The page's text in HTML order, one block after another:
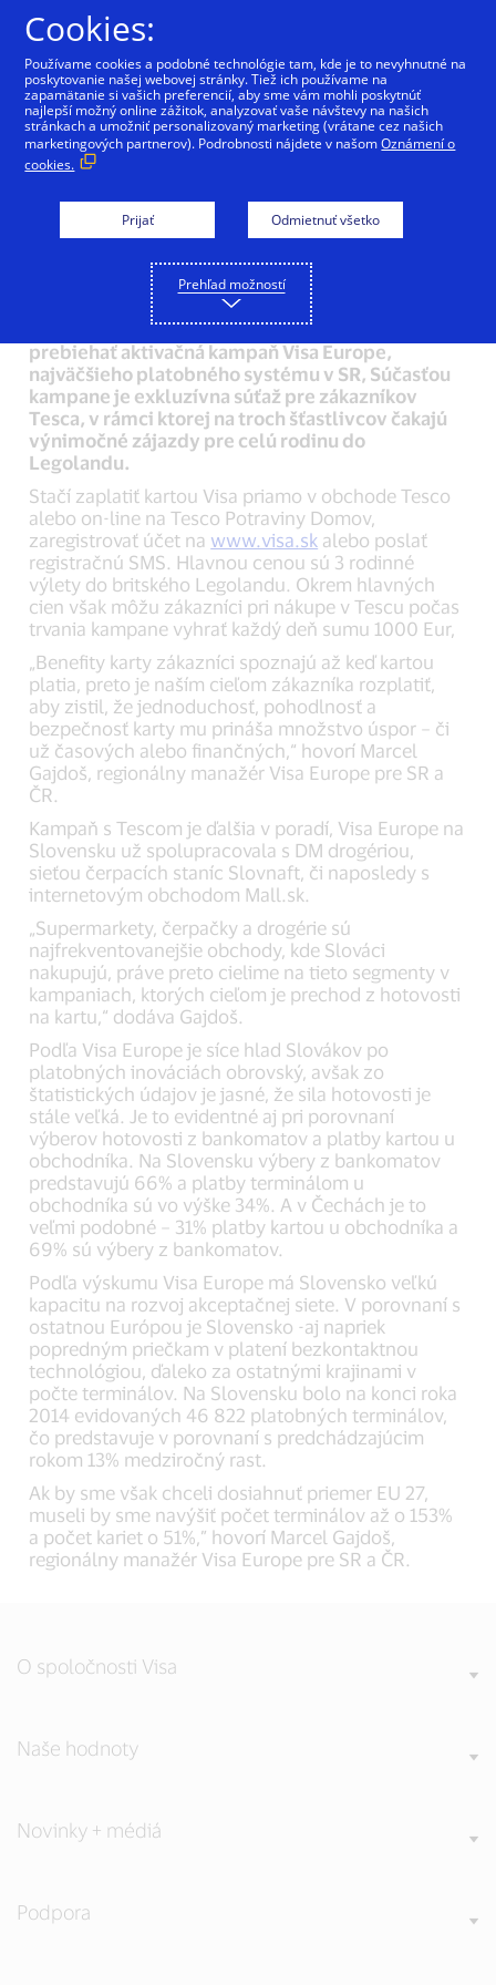
Benefity karty
spotrebiteľ spozná, až
keď ňou aktívne platí
Bratislava 9. septembra 2015 —
Od 9. septembra
do 13. októbra 2015 bude v obchodoch Tesco
prebiehať aktivačná kampaň Visa Europe,
najväčšieho platobného systému v SR, Súčasťou
kampane je exkluzívna súťaž pre zákazníkov
Tesca, v rámci ktorej na troch šťastlivcov čakajú
výnimočné zájazdy pre celú rodinu do
Legolandu.
Stačí zaplatiť kartou Visa priamo v obchode Tesco
alebo on-line na Tesco Potraviny Domov,
zaregistrovať účet na www.visa.sk alebo poslať
registračnú SMS. Hlavnou cenou sú 3 rodinné
výlety do britského Legolandu. Okrem hlavných
cien však môžu zákazníci pri nákupe v Tescu počas
trvania kampane vyhrať každý deň sumu 1000 Eur,
„Benefity karty zákazníci spoznajú až keď kartou
platia, preto je naším cieľom zákazníka rozplatiť,
aby zistil, že jednoduchosť, pohodlnosť a
bezpečnosť karty mu prináša množstvo úspor – či
už časových alebo finančných,“ hovorí Marcel
Gajdoš, regionálny manažér Visa Europe pre SR a
ČR.
Kampaň s Tescom je ďalšia v poradí, Visa Europe na
Slovensku už spolupracovala s DM drogériou,
sieťou čerpacích staníc Slovnaft, či naposledy s
internetovým obchodom Mall.sk.
„Supermarkety, čerpačky a drogérie sú
najfrekventovanejšie obchody, kde Slováci
nakupujú, práve preto cielime na tieto segmenty v
kampaniach, ktorých cieľom je prechod z hotovosti
na kartu,“ dodáva Gajdoš.
Podľa Visa Europe je síce hlad Slovákov po
platobných inováciách obrovský, avšak zo
štatistických údajov je jasné, že sila hotovosti je
stále veľká. Je to evidentné aj pri porovnaní
výberov hotovosti z bankomatov a platby kartou u
obchodníka. Na Slovensku výbery z bankomatov
predstavujú 66% a platby terminálom u
obchodníka sú vo výške 34%. A v Čechách je to
veľmi podobné – 31% platby kartou u obchodníka a
69% sú výbery z bankomatov.
Podľa výskumu Visa Europe má Slovensko veľkú
kapacitu na rozvoj akceptačnej siete. V porovnaní s
ostatnou Európou je Slovensko -aj napriek
popredným priečkam v platení bezkontaktnou
technológiou, ďaleko za ostatnými krajinami v
počte terminálov. Na Slovensku bolo na konci roka
2014 evidovaných 46 822 platobných terminálov,
čo predstavuje v porovnaní s predchádzajúcim
rokom 13% medziročný rast.
Ak by sme však chceli dosiahnuť priemer EU 27,
museli by sme navýšiť počet terminálov až o 153%
a počet kariet o 51%,” hovorí Marcel Gajdoš,
regionálny manažér Visa Europe pre SR a ČR.
O spoločnosti Visa
Naše hodnoty
Novinky + médiá
Podpora
Cookies:
Používame cookies a podobné technológie tam, kde je to nevyhnutné na
poskytovanie našej webovej stránky. Tiež ich používame na
zapamätanie si vašich preferencií, aby sme vám mohli poskytnúť
najlepší možný online zážitok, analyzovať vaše návštevy na našich
stránkach a umožniť personalizovaný marketing (vrátane cez našich
marketingových partnerov). Podrobnosti nájdete v našomOznámení o
cookies.
Prijať Odmietnuť všetko
Prehľad možností